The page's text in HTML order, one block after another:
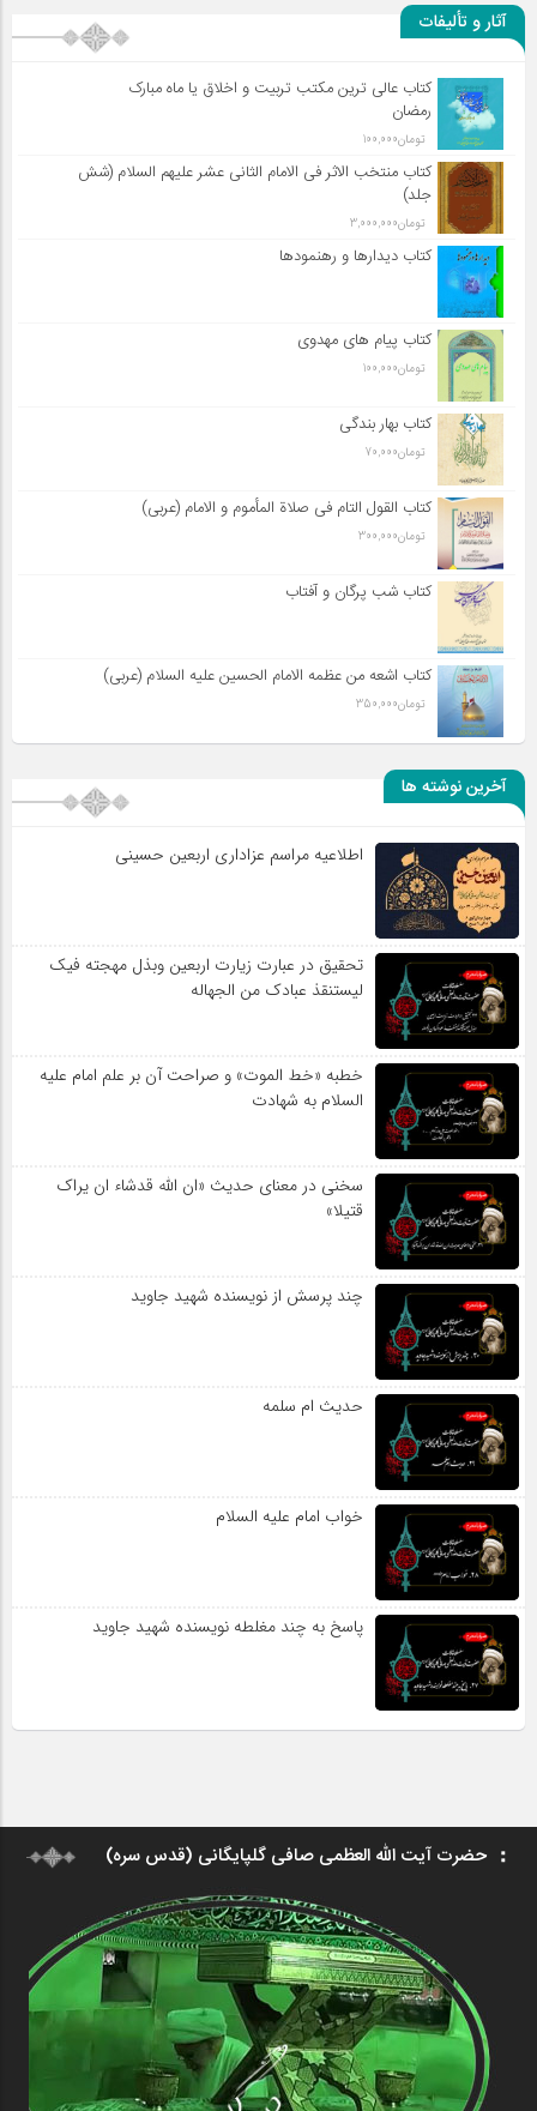
آثار و تألیفات
کتاب عالی ترین مکتب تربیت و اخلاق یا ماه مبارک
رمضان
تومان100,000
کتاب منتخب الاثر فی الامام الثانی عشر علیهم السلام (شش
جلد)
تومان3,000,000
کتاب دیدارها و رهنمودها
کتاب پیام های مهدوی
تومان100,000
کتاب بهار بندگی
تومان70,000
کتاب القول التام فی صلاة المأموم و الامام (عربی)
تومان300,000
کتاب شب پرگان و آفتاب
کتاب اشعه من عظمه الامام الحسین علیه السلام (عربی)
تومان350,000
آخرین نوشته ها
اطلاعیه مراسم عزاداری اربعین حسینی
تحقیق در عبارت زیارت اربعین وبذل مهجته فیک
لیستنقذ عبادک من الجهاله
خطبه «خط الموت» و صراحت آن بر علم امام علیه
السلام به شهادت
سخنی در معنای حدیث «ان الله قدشاء ان یراک
قتیلا»
چند پرسش از نویسنده شهید جاوید
حدیث ام سلمه
خواب امام علیه السلام
پاسخ به چند مغلطه نویسنده شهید جاوید
حضرت آیت الله العظمی صافی گلپایگانی (قدس سره)